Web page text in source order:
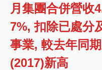
月集團合併營收
7%, 扣除已處分
事業, 較去年同
(2017)新高